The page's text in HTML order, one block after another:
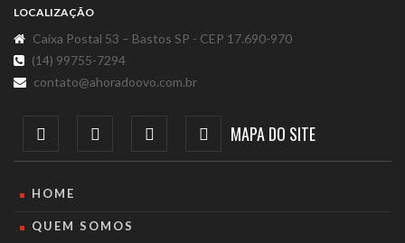
LOCALIZAÇÃO
Caixa Postal 53 – Bastos SP - CEP 17.690-970
(14) 99755-7294
contato@ahoradoovo.com.br
MAPA DO SITE
HOME
QUEM SOMOS